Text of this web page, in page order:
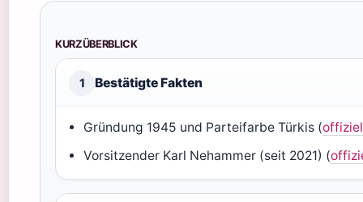
KURZÜBERBLICK
1 Bestätigte Fakten
Gründung 1945 und Parteifarbe Türkis (
Vorsitzender Karl Nehammer (seit 2021) (